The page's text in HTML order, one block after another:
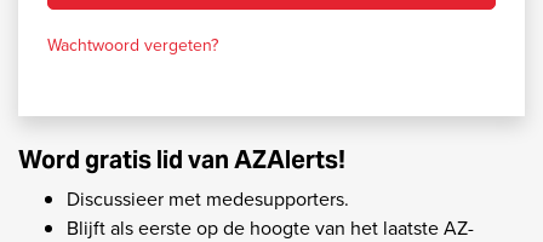
Wachtwoord vergeten?
Word gratis lid van AZAlerts!
Discussieer met medesupporters.
Blijft als eerste op de hoogte van het laatste AZ-